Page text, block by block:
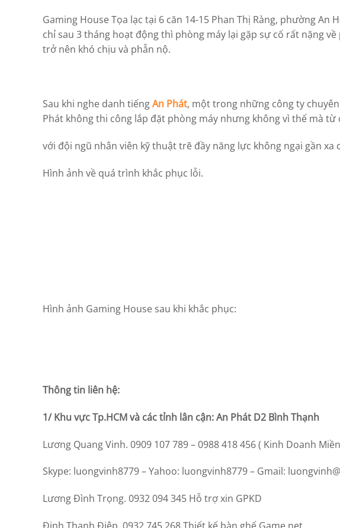
Gaming House Tọa lạc tại 6 căn 14-15 Phan Thị Ràng, phường
chỉ sau 3 tháng hoạt động thì phòng máy lại gặp sự cố rất nặng
trở nên khó chịu và phẫn nộ.
Sau khi nghe danh tiếngAn Phát, một trong những công ty chuyên
Phát không thi công lắp đặt phòng máy nhưng không vì thế mà
với đội ngũ nhân viên kỹ thuật trẽ đầy năng lực không ngại gần
Hình ảnh về quá trình khắc phục lỗi.
Hình ảnh Gaming House sau khi khắc phục:
Thông tin liên hệ:
1/ Khu vực Tp.HCM và các tỉnh lân cận: An Phát D2 Bình Thạnh
Lương Quang Vinh. 0909 107 789 – 0988 418 456 ( Kinh Doanh
Skype: luongvinh8779 – Yahoo: luongvinh8779 – Gmail:
Lương Đình Trọng. 0932 094 345 Hỗ trợ xin GPKD